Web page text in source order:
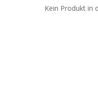
Kein Produkt in